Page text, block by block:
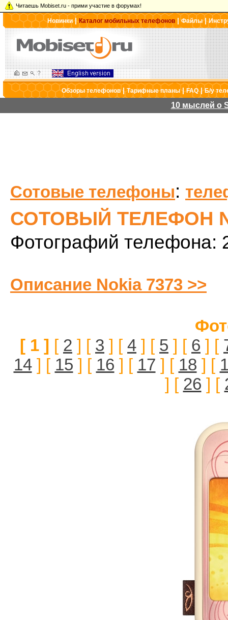
Читаешь Mobiset.ru - прими участие в форумах!
Новинки|Каталог мобильных телефонов |Файлы|
Обзоры телефонов|Тарифные планы|FAQ|Б/у
10 мыслей о
Сотовые телефоны:
СОТОВЫЙ ТЕЛЕФОН
Фотографий телефона:
Описание Nokia 7373 >>
[ 1 ] [ 2 ] [ 3 ] [ 4 ] [ 5 ] [ 6 ] [
14] [ 15 ] [ 16 ] [ 17 ] [ 18 ] [
] [ 26 ] [